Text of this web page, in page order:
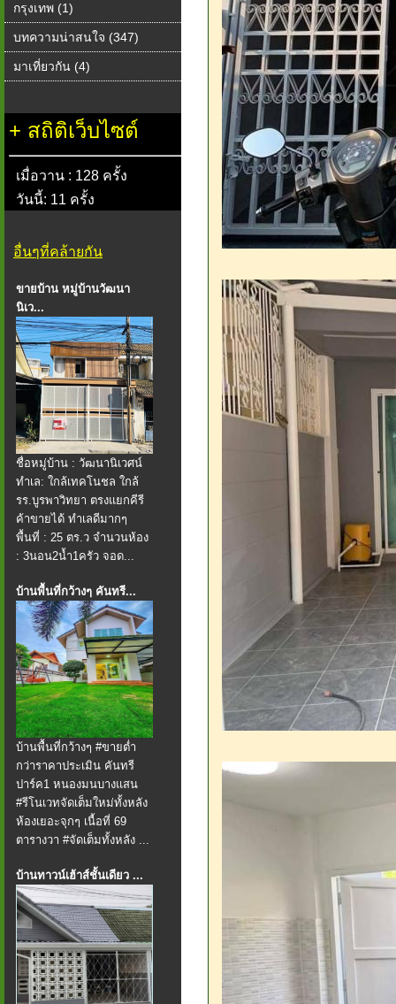
กรุงเทพ (1)
บทความน่าสนใจ (347)
มาเที่ยวกัน (4)
+ สถิติเว็บไซต์
เมื่อวาน : 128 ครั้ง
วันนี้: 11 ครั้ง
อื่นๆที่คล้ายกัน
ขายบ้าน หมู่บ้านวัฒนา
นิเว...
ชื่อหมู่บ้าน : วัฒนานิเวศน์
ทำเล: ใกล้เทคโนชล ใกล้
รร.บูรพาวิทยา ตรงแยกคีรี
ค้าขายได้ ทำเลดีมากๆ
พื้นที่ : 25 ตร.ว จำนวนห้อง
: 3นอน2น้ำ1ครัว จอด...
บ้านพื้นที่กว้างๆ คันทรี...
บ้านพื้นที่กว้างๆ #ขายต่ำ
กว่าราคาประเมิน คันทรี
ปาร์ค1 หนองมนบางแสน
#รีโนเวทจัดเต็มใหม่ทั้งหลัง
ห้องเยอะจุกๆ เนื้อที่ 69
ตารางวา #จัดเต็มทั้งหลัง ...
บ้านทาวน์เฮ้าส์ชั้นเดียว ...